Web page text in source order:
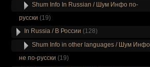
Shum Info In Russian / Шум Инфо по-
русски (19)
In Russia / В России (128)
Shum Info in other languages / Шум Инфо
не по-русски (19)